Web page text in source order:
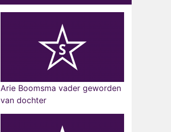
Arie Boomsma vader geworden
van dochter